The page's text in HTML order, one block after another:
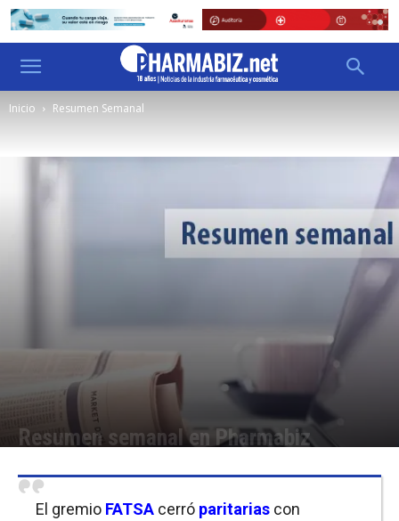
Inicio Resumen Semanal
Resumen semanal en Pharmabiz
El gremio FATSA cerró paritarias con